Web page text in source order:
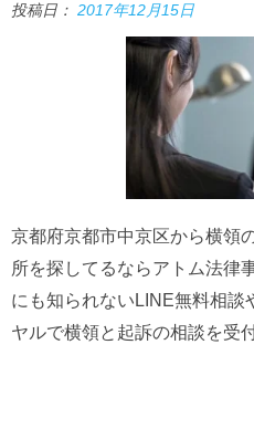
投稿日： 2017年12月15日
京都府京都市中京区から横領
所を探してるならアトム法律
にも知られないLINE無料相談
ヤルで横領と起訴の相談を受